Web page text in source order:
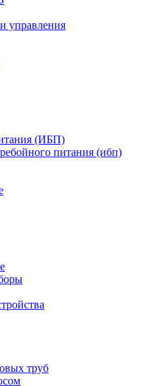
управления
(ИБП)
питания (ибп)
труб